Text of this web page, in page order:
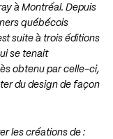
à Montréal. Depuis
québécois
suite à trois éditions
se tenait
obtenu par celle-ci,
du design de façon
les créations de :